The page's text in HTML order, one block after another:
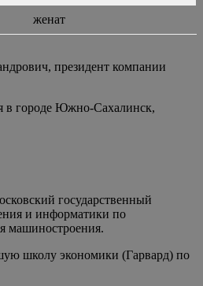
женат
президент компании
в городе Южно-Сахалинск,
государственный
и информатики по
машиностроения.
школу экономики (Гарвард) по